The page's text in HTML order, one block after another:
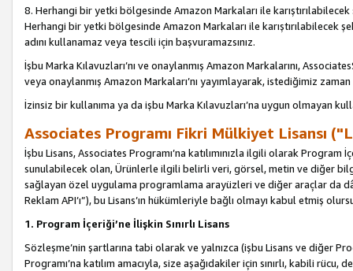
8. Herhangi bir yetki bölgesinde Amazon Markaları ile
Herhangi bir yetki bölgesinde Amazon Markaları ile karıştırılabilecek
adını kullanamaz veya tescili için başvuramazsınız.
İşbu Marka Kılavuzları’nı ve onaylanmış Amazon Markalarını,
veya onaylanmış Amazon Markaları’nı yayımlayarak, istediğimiz
İzinsiz bir kullanıma ya da işbu Marka Kılavuzları’na uygun olmayan
Associates Programı Fikri Mülkiyet Lisansı
İşbu Lisans, Associates Programı’na katılımınızla ilgili olarak Program
sunulabilecek olan, Ürünlerle ilgili belirli veri, görsel, metin ve diğer
sağlayan özel uygulama programlama arayüzleri ve diğer araçlar da
Reklam API’ı”), bu Lisans’ın hükümleriyle bağlı olmayı kabul etmiş
1. Program İçeriği’ne İlişkin Sınırlı Lisans
Sözleşme’nin şartlarına tabi olarak ve yalnızca (işbu Lisans ve diğer
Programı’na katılım amacıyla, size aşağıdakiler için sınırlı, kabili